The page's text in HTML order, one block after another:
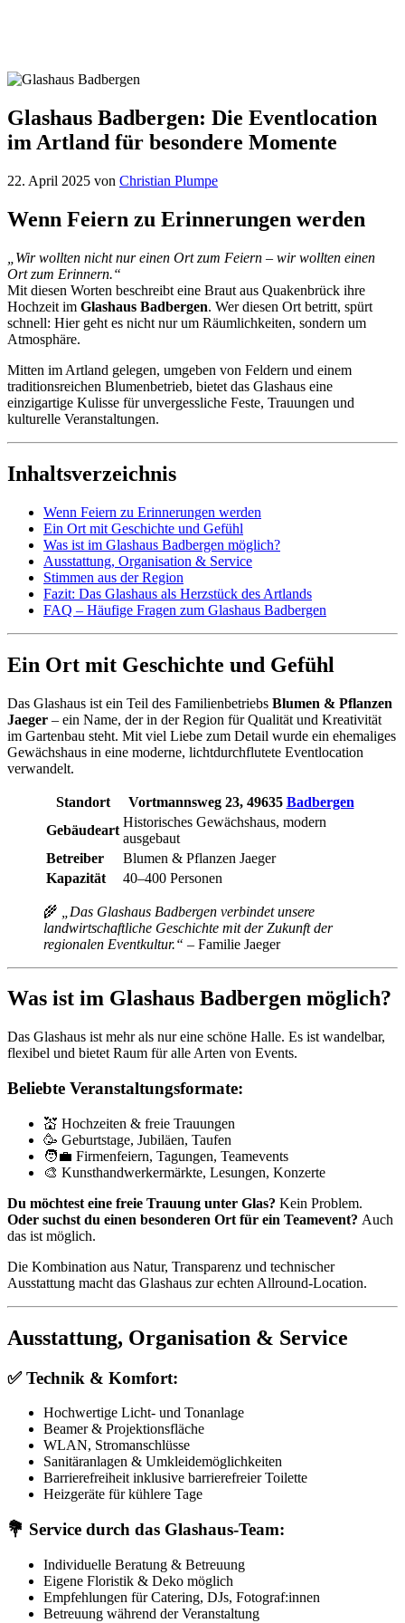
Glashaus Badbergen: Die Eventlocation
im Artland für besondere Momente
22. April 2025 von Christian Plumpe
Wenn Feiern zu Erinnerungen werden
„Wir wollten nicht nur einen Ort zum Feiern – wir wollten einen
Ort zum Erinnern.“
Mit diesen Worten beschreibt eine Braut aus Quakenbrück ihre
Hochzeit im Glashaus Badbergen. Wer diesen Ort betritt, spürt
schnell: Hier geht es nicht nur um Räumlichkeiten, sondern um
Atmosphäre.
Mitten im Artland gelegen, umgeben von Feldern und einem
traditionsreichen Blumenbetrieb, bietet das Glashaus eine
einzigartige Kulisse für unvergessliche Feste, Trauungen und
kulturelle Veranstaltungen.
Inhaltsverzeichnis
Wenn Feiern zu Erinnerungen werden
Ein Ort mit Geschichte und Gefühl
Was ist im Glashaus Badbergen möglich?
Ausstattung, Organisation & Service
Stimmen aus der Region
Fazit: Das Glashaus als Herzstück des Artlands
FAQ – Häufige Fragen zum Glashaus Badbergen
Ein Ort mit Geschichte und Gefühl
Das Glashaus ist ein Teil des Familienbetriebs Blumen & Pflanzen
Jaeger – ein Name, der in der Region für Qualität und Kreativität
im Gartenbau steht. Mit viel Liebe zum Detail wurde ein ehemaliges
Gewächshaus in eine moderne, lichtdurchflutete Eventlocation
verwandelt.
Standort Vortmannsweg 23, 49635 Badbergen
Gebäudeart
Historisches Gewächshaus, modern
ausgebaut
Betreiber
Blumen & Pflanzen Jaeger
Kapazität
40–400 Personen
🌾
„Das Glashaus Badbergen verbindet unsere
landwirtschaftliche Geschichte mit der Zukunft der
regionalen Eventkultur.“ – Familie Jaeger
Was ist im Glashaus Badbergen möglich?
Das Glashaus ist mehr als nur eine schöne Halle. Es ist wandelbar,
flexibel und bietet Raum für alle Arten von Events.
Beliebte Veranstaltungsformate:
💒 Hochzeiten & freie Trauungen
🥳 Geburtstage, Jubiläen, Taufen
🧑‍💼 Firmenfeiern, Tagungen, Teamevents
🎨 Kunsthandwerkermärkte, Lesungen, Konzerte
Du möchtest eine freie Trauung unter Glas? Kein Problem.
Oder suchst du einen besonderen Ort für ein Teamevent? Auch
das ist möglich.
Die Kombination aus Natur, Transparenz und technischer
Ausstattung macht das Glashaus zur echten Allround-Location.
Ausstattung, Organisation & Service
✅ Technik & Komfort:
Hochwertige Licht- und Tonanlage
Beamer & Projektionsfläche
WLAN, Stromanschlüsse
Sanitäranlagen & Umkleidemöglichkeiten
Barrierefreiheit inklusive barrierefreier Toilette
Heizgeräte für kühlere Tage
💐 Service durch das Glashaus-Team:
Individuelle Beratung & Betreuung
Eigene Floristik & Deko möglich
Empfehlungen für Catering, DJs, Fotograf:innen
Betreuung während der Veranstaltung